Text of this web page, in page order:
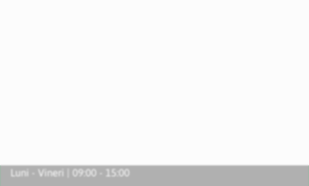
Luni - Vineri | 09:00 - 15:00